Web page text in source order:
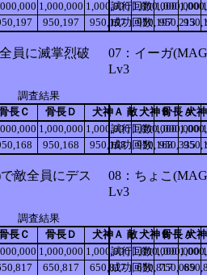
1,000,000 1,000,000 1,000,000
950,197 950,197 950,197
員に滅掌烈破
調査結果
長Ｃ 骨長Ｄ 犬神Ａ 犬神Ｂ
犬
1,000,000 1,000,000 1,000,000
950,168 950,168 950,168
敵全員にデス
調査結果
長Ｃ 骨長Ｄ 犬神Ａ 犬神Ｂ
犬
1,000,000 1,000,000 1,000,000
650,817 650,817 650,817
試行回数 1,000,000
成功回数 950,213
07：イーガ
Lv3
敵
骨長Ａ
試行回数 1,000,000
成功回数 950,335
08：ちょこ
Lv3
敵
骨長Ａ
試行回数 1,000,000
成功回数 750,089